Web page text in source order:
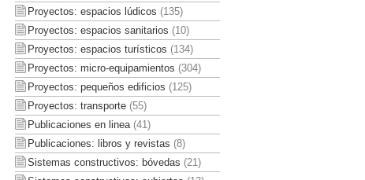
Proyectos: espacios lúdicos (135)
Proyectos: espacios sanitarios (10)
Proyectos: espacios turísticos (134)
Proyectos: micro-equipamientos (304)
Proyectos: pequeños edificios (125)
Proyectos: transporte(55)
Publicaciones en linea(41)
Publicaciones: libros y revistas (8)
Sistemas constructivos: bóvedas (21)